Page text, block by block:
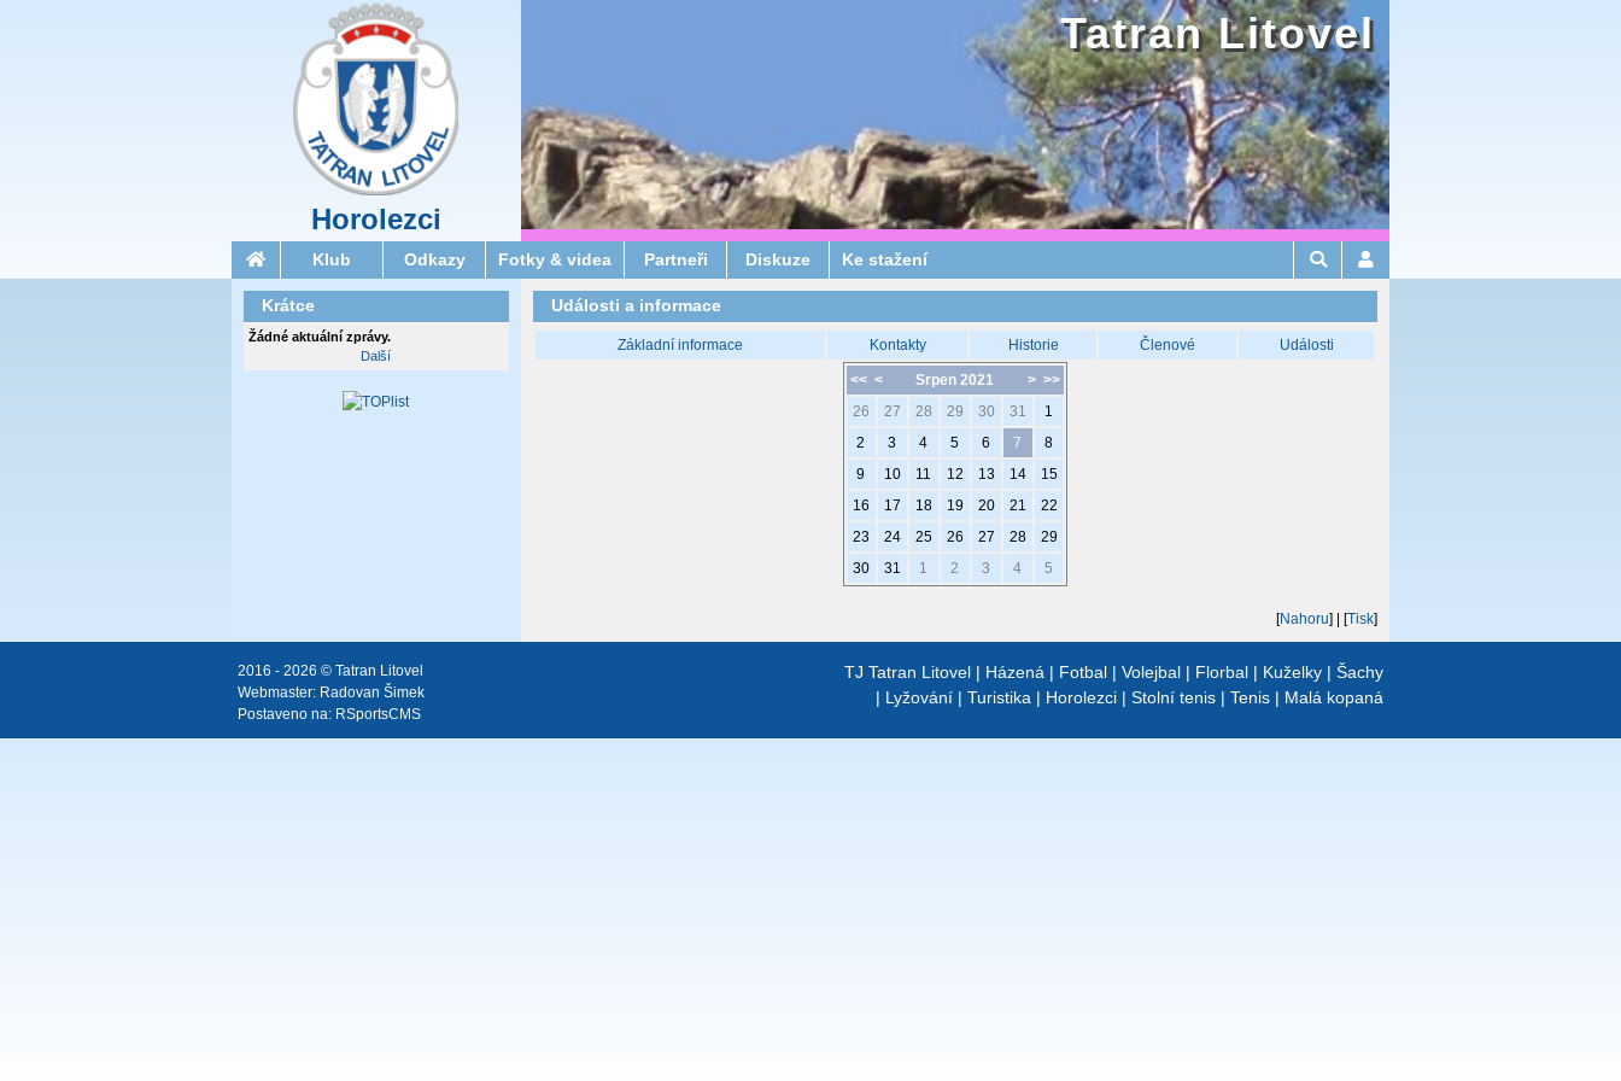
Horolezci
Tatran Litovel
Klub Odkazy Fotky & videa Partneři Diskuze Ke stažení
Události a informace
Základní informace Kontakty Historie Členové Události
<< < > >>
Srpen 2021
26
27 28 29 30 31
1
2
3 4 5 6 7
8
9
10 11 12 13 14
15
16
17 18 19 20 21
22
23
24 25 26 27 28
29
30
31 1 2 3 4 5
[Nahoru] | [Tisk]
Krátce
Žádné aktuální zprávy.
Další
TJ Tatran Litovel | Házená | Fotbal | Volejbal | Florbal | Kuželky | Šachy
| Lyžování | Turistika | Horolezci | Stolní tenis | Tenis | Malá kopaná
2016 - 2026 © Tatran Litovel
Webmaster: Radovan Šimek
Postaveno na: RSportsCMS